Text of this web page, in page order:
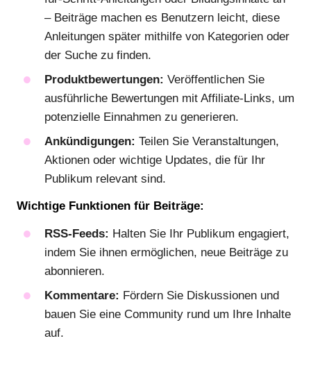
– Beiträge machen es Benutzern leicht, diese
Anleitungen später mithilfe von Kategorien oder
der Suche zu finden.
Produktbewertungen: Veröffentlichen Sie
ausführliche Bewertungen mit Affiliate-Links, um
potenzielle Einnahmen zu generieren.
Ankündigungen: Teilen Sie Veranstaltungen,
Aktionen oder wichtige Updates, die für Ihr
Publikum relevant sind.
Wichtige Funktionen für Beiträge:
RSS-Feeds: Halten Sie Ihr Publikum engagiert,
indem Sie ihnen ermöglichen, neue Beiträge zu
abonnieren.
Kommentare: Fördern Sie Diskussionen und
bauen Sie eine Community rund um Ihre Inhalte
auf.